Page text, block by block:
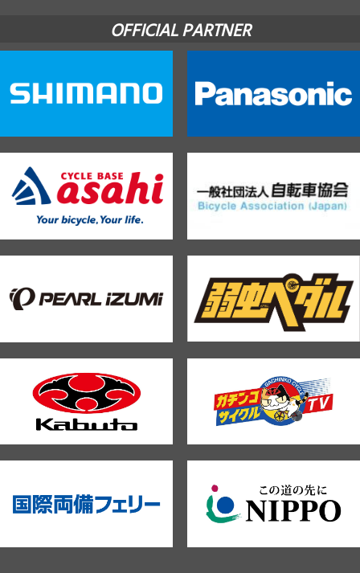
OFFICIAL PARTNER